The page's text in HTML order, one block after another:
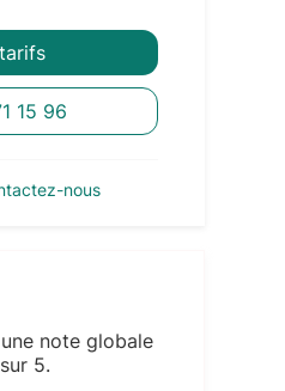
15 96
nous
note globale
5.